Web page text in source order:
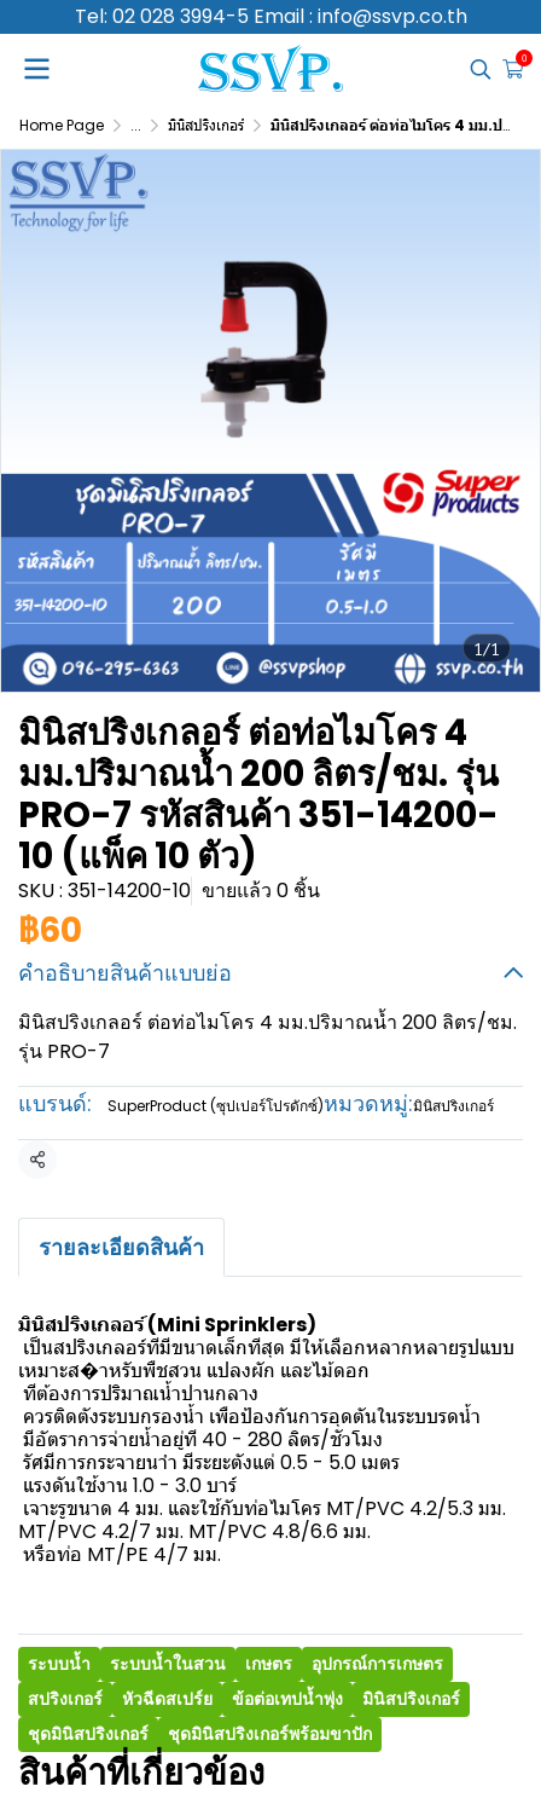
Tel: 02 028 3994-5 Email : info@ssvp.co.th
0
Home Page ... มินิสปริงเกอร์ มินิสปริงเกลอร์ ต่อท่อไมโคร 4 มม.ปริมาณน้ำ 200 ลิตร/ชม. รุ่น PRO-7 รหัสสินค้า 351-14200-10 (แพ็ค 10 ตัว)
1/1
มินิสปริงเกลอร์ ต่อท่อไมโคร 4
มม.ปริมาณน้ำ 200 ลิตร/ชม. รุ่น
PRO-7 รหัสสินค้า 351-14200-
10 (แพ็ค 10 ตัว)
SKU : 351-14200-10 ขายแล้ว 0 ชิ้น
฿60
คำอธิบายสินค้าแบบย่อ
มินิสปริงเกลอร์ ต่อท่อไมโคร 4 มม.ปริมาณน้ำ 200 ลิตร/ชม.
รุ่น PRO-7
แบรนด์: SuperProduct (ซุปเปอร์โปรดักซ์)หมวดหมู่:มินิสปริงเกอร์
แชร์
รายละเอียดสินค้า
มินิสปริงเกลอร์ (Mini Sprinklers)
เป็นสปริงเกลอร์ทีมีขนาดเล็กทีสุด มีให้เลือกหลากหลายรูปแบบ
เหมาะส�าหรับพืชสวน แปลงผัก และไม้ดอก
ทีต้องการปริมาณน้ำปานกลาง
ควรติดตังระบบกรองน้ำ เพือป้องกันการอุดตันในระบบรดน้ำ
มีอัตราการจ่ายน้ำอยู่ที 40 - 280 ลิตร/ชัวโมง
รัศมีการกระจายนาำ มีระยะตังแต่ 0.5 - 5.0 เมตร
แรงดันใช้งาน 1.0 - 3.0 บาร์
เจาะรูขนาด 4 มม. และใช้กับท่อไมโคร MT/PVC 4.2/5.3 มม.
MT/PVC 4.2/7 มม. MT/PVC 4.8/6.6 มม.
หรือท่อ MT/PE 4/7 มม.
ระบบน้ำ ระบบน้ำในสวน เกษตร
อุปกรณ์การเกษตร
สปริงเกอร์
หัวฉีดสเปร์ย ข้อต่อเทปน้ำพุ่ง
มินิสปริงเกอร์
ชุดมินิสปริงเกอร์
ชุดมินิสปริงเกอร์พร้อมขาปัก
สินค้าที่เกี่ยวข้อง